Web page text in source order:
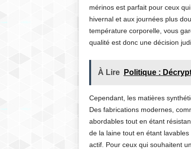
mérinos est parfait pour ceux
hivernal et aux journées plus
température corporelle, vous
qualité est donc une décision
À Lire Politique :
Cependant, les matières
Des fabrications modernes,
abordables tout en étant
de la laine tout en étant
actif. Pour ceux qui souhaitent